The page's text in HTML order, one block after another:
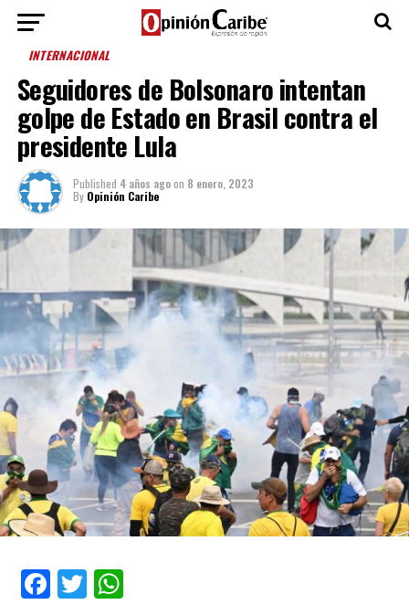
INTERNACIONAL
Seguidores de Bolsonaro intentan
golpe de Estado en Brasil contra el
presidente Lula
Published 4 años agoon 8 enero, 2023
By Opinión Caribe
Facebook
TwitterWhatsApp